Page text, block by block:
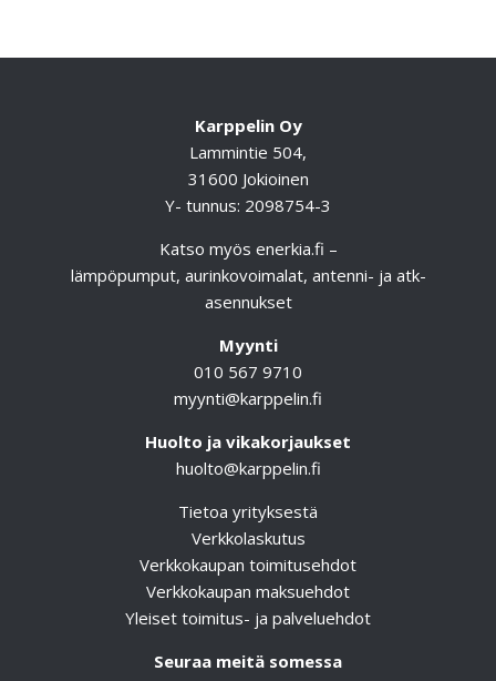
Karppelin Oy
Lammintie 504,
31600 Jokioinen
Y- tunnus: 2098754-3
Katso myös enerkia.fi –
lämpöpumput, aurinkovoimalat, antenni- ja atk-
asennukset
Myynti
010 567 9710
myynti@karppelin.fi
Huolto ja vikakorjaukset
huolto@karppelin.fi
Tietoa yrityksestä
Verkkolaskutus
Verkkokaupan toimitusehdot
Verkkokaupan maksuehdot
Yleiset toimitus- ja palveluehdot
Seuraa meitä somessa